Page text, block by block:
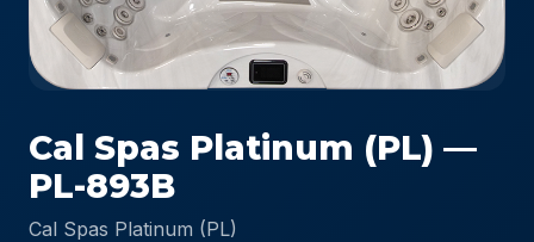
Cal Spas Platinum (PL) —
PL-893B
Cal Spas Platinum (PL)